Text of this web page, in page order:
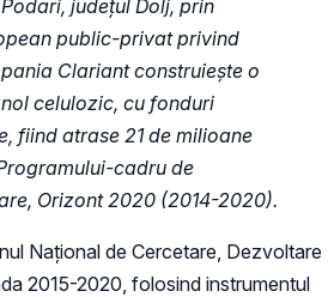
județul Dolj, prin
public-privat privind
Clariant construiește o
celulozic, cu fonduri
fiind atrase 21 de milioane
cadru de
Orizont 2020 (2014-2020).
Național de Cercetare, Dezvoltare
2015-2020, folosind instrumentul